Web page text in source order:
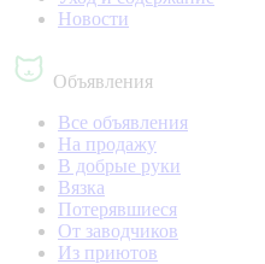
Новости
Объявления
Все объявления
На продажу
В добрые руки
Вязка
Потерявшиеся
От заводчиков
Из приютов